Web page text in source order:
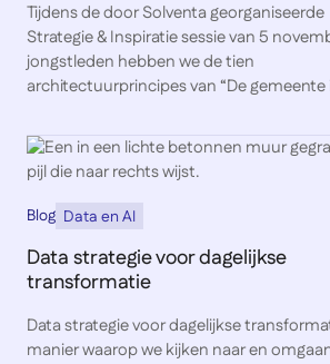
Tijdens de door Solventa georganiseerde
Strategie & Inspiratie sessie van 5
jongstleden hebben we de tien
architectuurprincipes van “De gemeente
Blog Data en AI
Data strategie voor dagelijkse
transformatie
Data strategie voor dagelijkse
manier waarop we kijken naar en